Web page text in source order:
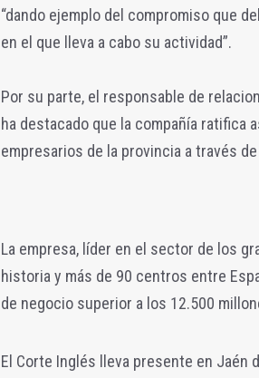
“dando ejemplo del compromiso que
en el que lleva a cabo su actividad”.
Por su parte, el responsable de
ha destacado que la compañía ratifica
empresarios de la provincia a través
La empresa, líder en el sector de los
historia y más de 90 centros entre
de negocio superior a los 12.500
El Corte Inglés lleva presente en Jaén